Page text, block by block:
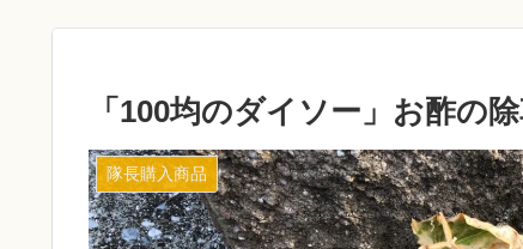
「100均のダイソー」お酢の
隊長購入商品